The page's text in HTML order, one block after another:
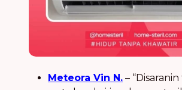
Meteora Vin N. –